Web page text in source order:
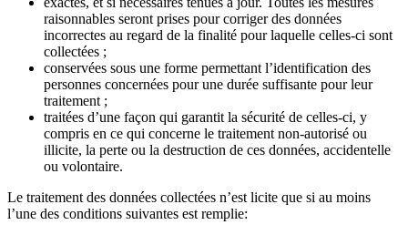
raisonnables seront prises pour corriger des données
incorrectes au regard de la finalité pour laquelle celles-ci sont
collectées ;
conservées sous une forme permettant l’identification des
personnes concernées pour une durée suffisante pour leur
traitement ;
traitées d’une façon qui garantit la sécurité de celles-ci, y
compris en ce qui concerne le traitement non-autorisé ou
illicite, la perte ou la destruction de ces données, accidentelle
ou volontaire.
Le traitement des données collectées n’est licite que si au moins
l’une des conditions suivantes est remplie: